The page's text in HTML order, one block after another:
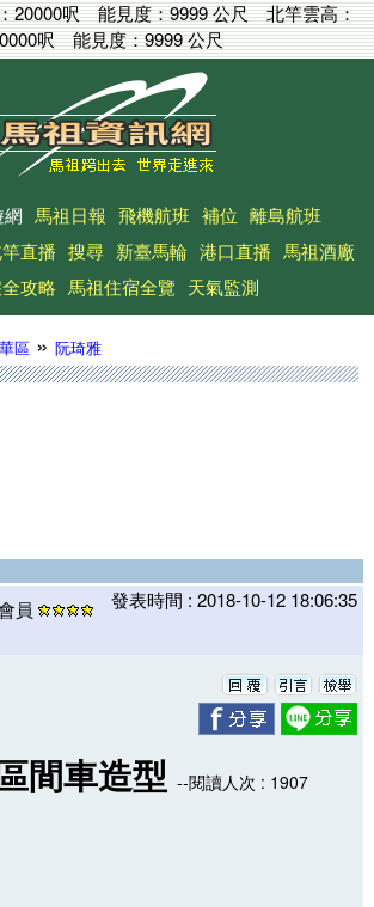
20000呎能見度：9999 公尺北竿雲高：
呎能見度：9999 公尺
馬祖日報 飛機航班 補位 離島航班
直播 搜尋 新臺馬輪 港口直播 馬祖酒廠
攻略 馬祖住宿全覽 天氣監測
區» 阮琦雅
員 發表時間 : 2018-10-12 18:06:35
間車造型 --閱讀人次 : 1907